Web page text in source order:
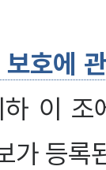
보호에
하 이
가 등록